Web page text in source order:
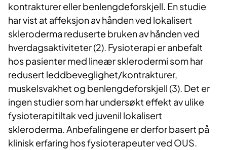
kontrakturer eller benlengdeforskjell. En studie
har vist at affeksjon av hånden ved lokalisert
skleroderma reduserte bruken av hånden ved
hverdagsaktiviteter (2). Fysioterapi er anbefalt
hos pasienter med lineær sklerodermi som har
redusert leddbeveglighet/kontrakturer,
muskelsvakhet og benlengdeforskjell (3). Det er
ingen studier som har undersøkt effekt av ulike
fysioterapitiltak ved juvenil lokalisert
skleroderma. Anbefalingene er derfor basert på
klinisk erfaring hos fysioterapeuter ved OUS.